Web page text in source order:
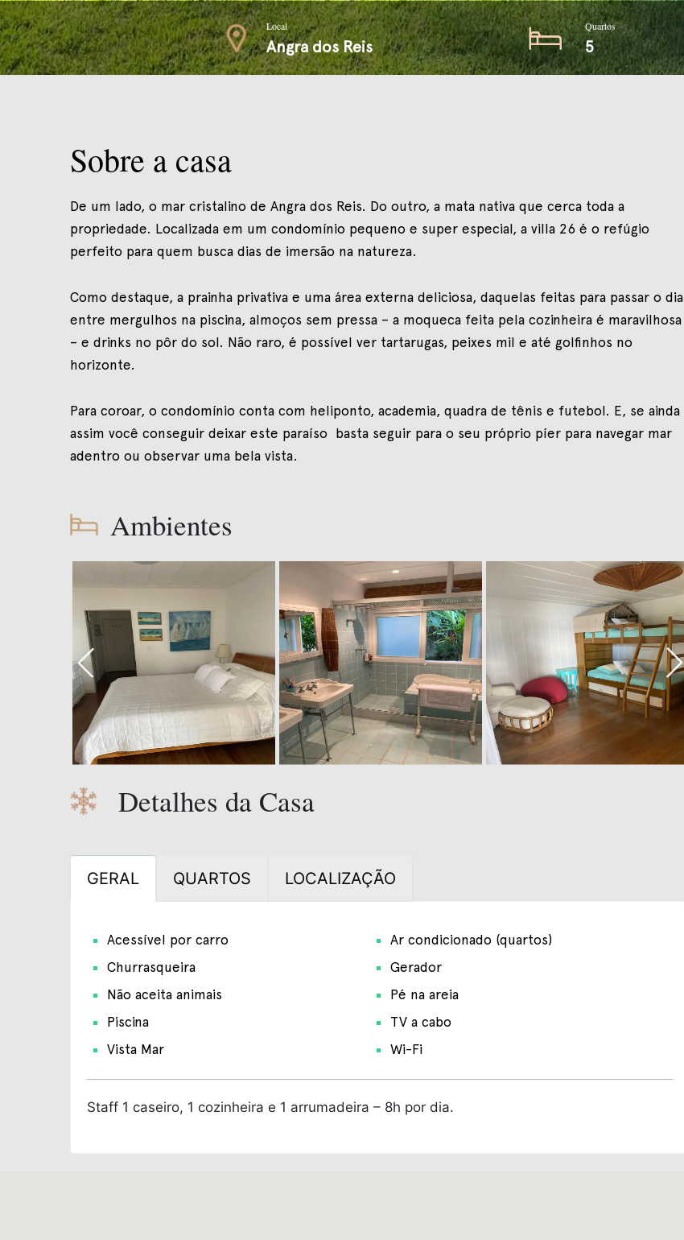
Local
Angra dos Reis
Quartos
5
Sobre a casa
De um lado, o mar cristalino de Angra dos Reis. Do outro, a mata nativa que cerca toda a
propriedade. Localizada em um condomínio pequeno e super especial, a villa 26 é o refúgio
perfeito para quem busca dias de imersão na natureza.
Como destaque, a prainha privativa e uma área externa deliciosa, daquelas feitas para passar o dia
entre mergulhos na piscina, almoços sem pressa – a moqueca feita pela cozinheira é maravilhosa
– e drinks no pôr do sol. Não raro, é possível ver tartarugas, peixes mil e até golfinhos no
horizonte.
Para coroar, o condomínio conta com heliponto, academia, quadra de tênis e futebol. E, se ainda
assim você conseguir deixar este paraíso basta seguir para o seu próprio píer para navegar mar
adentro ou observar uma bela vista.
Ambientes
Detalhes da Casa
GERAL QUARTOS LOCALIZAÇÃO
Acessível por carro
Ar condicionado (quartos)
Churrasqueira
Gerador
Não aceita animais
Pé na areia
Piscina
TV a cabo
Vista Mar
Wi-Fi
Staff 1 caseiro, 1 cozinheira e 1 arrumadeira – 8h por dia.